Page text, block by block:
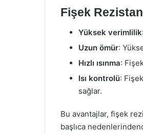
Fişek
Yüksek verimlilik
Uzun ömür:
Hızlı ısınma:
Isı kontrolü:
sağlar.
Bu avantajlar, fişek
başlıca